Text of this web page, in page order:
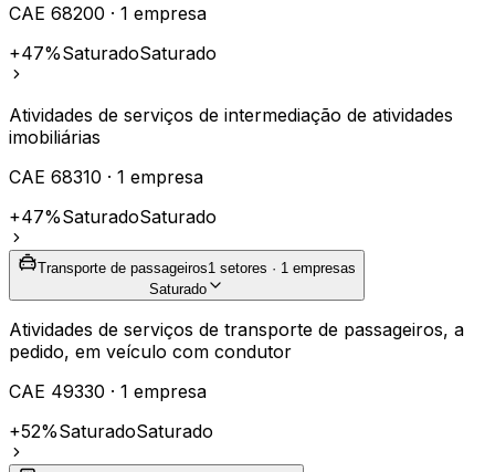
CAE 68200 · 1 empresa
+47%SaturadoSaturado
Atividades de serviços de intermediação de atividades
imobiliárias
CAE 68310 · 1 empresa
+47%SaturadoSaturado
Transporte de passageiros1 setores · 1 empresas
Saturado
Atividades de serviços de transporte de passageiros, a
pedido, em veículo com condutor
CAE 49330 · 1 empresa
+52%SaturadoSaturado